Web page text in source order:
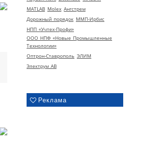
MATLAB Molex Ангстрем
Дорожный порядок ММП-Ирбис
НПП «Учтех-Профи»
ООО НПФ «Новые Промышленные
Технологии»
Оптрон-Ставрополь ЭЛИМ
Электрум АВ
Реклама